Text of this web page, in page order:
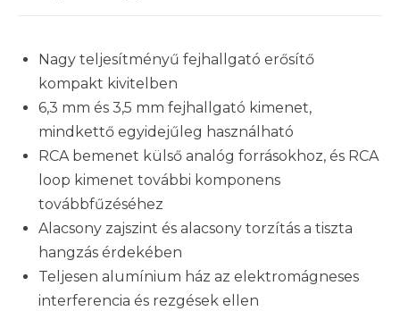
Nagy teljesítményű fejhallgató erősítő
kompakt kivitelben
6,3 mm és 3,5 mm fejhallgató kimenet,
mindkettő egyidejűleg használható
RCA bemenet külső analóg forrásokhoz, és RCA
loop kimenet további komponens
továbbfűzéséhez
Alacsony zajszint és alacsony torzítás a tiszta
hangzás érdekében
Teljesen alumínium ház az elektromágneses
interferencia és rezgések ellen